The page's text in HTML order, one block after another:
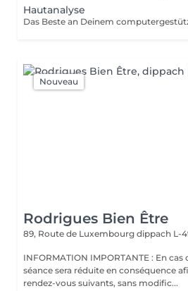
Hautanalyse
Nouveau
Rodrigues Bien Être
89, Route de Luxembourg dippach L-
INFORMATION IMPORTANTE : En cas de retard, la durée de la
séance sera réduite en conséquence
rendez-vous suivants, sans modific...